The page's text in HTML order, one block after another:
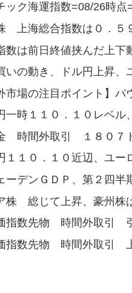
ック海運指数=08/26時点
上海総合指数は０．５
数は前日終値挟んだ上
いの動き、ドル円上昇
市場の注目ポイント】
一時１１０．１０レベ
時間外取引 １８０７
１１０．１０近辺、ユ
ーデンＧＤＰ、第２四半
株 総じて上昇、豪州株
指数先物 時間外取引
指数先物 時間外取引